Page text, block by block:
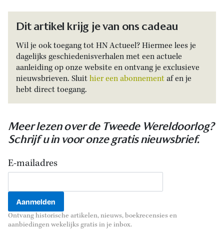
Dit artikel krijg je van ons cadeau
Wil je ook toegang tot HN Actueel? Hiermee lees je
dagelijks geschiedenisverhalen met een actuele
aanleiding op onze website en ontvang je exclusieve
nieuwsbrieven. Sluithier een abonnementaf en je
hebt direct toegang.
Meer lezen over de Tweede Wereldoorlog?
Schrijf u in voor onze gratis nieuwsbrief.
E-mailadres
Ontvang historische artikelen, nieuws, boekrecensies en
aanbiedingen wekelijks gratis in je inbox.